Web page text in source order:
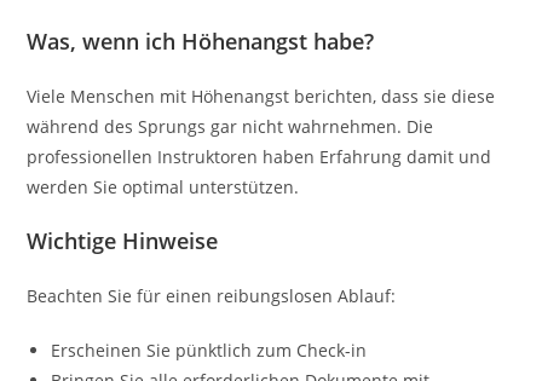
Was, wenn ich Höhenangst habe?
Viele Menschen mit Höhenangst berichten, dass sie diese
während des Sprungs gar nicht wahrnehmen. Die
professionellen Instruktoren haben Erfahrung damit und
werden Sie optimal unterstützen.
Wichtige Hinweise
Beachten Sie für einen reibungslosen Ablauf:
Erscheinen Sie pünktlich zum Check-in